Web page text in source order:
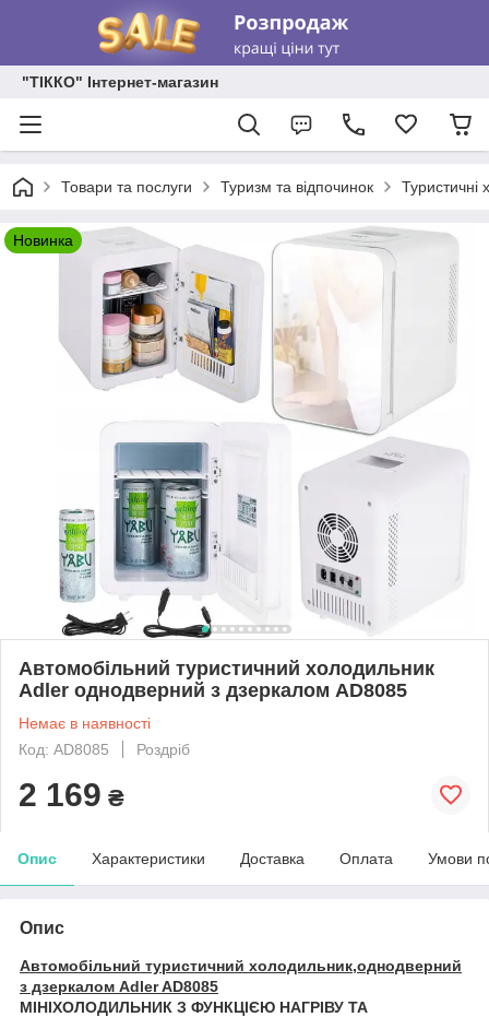
"ТІККО" Інтернет-магазин
Товари та послуги Туризм та відпочинок Туристичні
Новинка
Автомобільний туристичний холодильник
Adler однодверний з дзеркалом AD8085
Немає в наявності
Код: AD8085
Роздріб
2 169 ₴
Опис Характеристики Доставка Оплата Умови
Опис
Автомобільний туристичний холодильник,однодверний
з дзеркалом Adler AD8085
МІНІХОЛОДИЛЬНИК З ФУНКЦІЄЮ НАГРІВУ ТА